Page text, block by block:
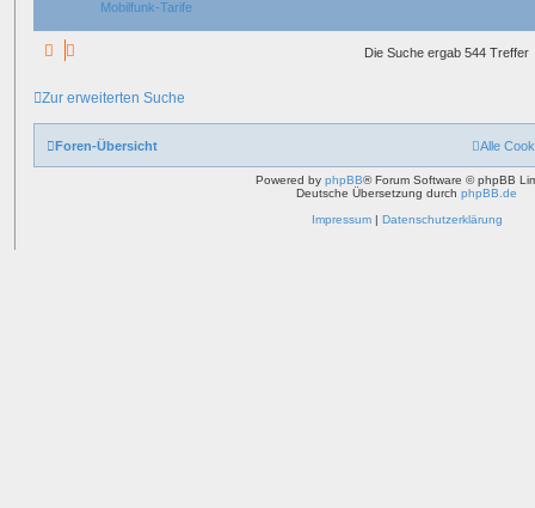
Mobilfunk-Tarife
Die Suche ergab 544 Treffer
Zur erweiterten Suche
Foren-Übersicht Alle
Powered by phpBB® Forum Software © phpBB
Deutsche Übersetzung durch phpBB.de
Impressum| Datenschutzerklärung